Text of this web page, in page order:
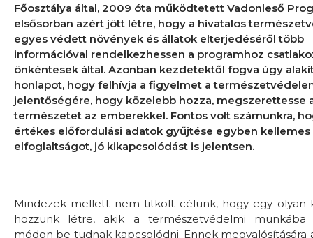
Főosztálya által, 2009 óta működtetett Vadonleső
elsősorban azért jött létre, hogy a hivatalos
egyes védett növények és állatok elterjedéséről több
információval rendelkezhessen a programhoz
önkéntesek által. Azonban kezdetektől fogva úgy
honlapot, hogy felhívja a figyelmet a
jelentőségére, hogy közelebb hozza, megszerettesse
természetet az emberekkel. Fontos volt számunkra,
értékes előfordulási adatok gyűjtése egyben kellemes
elfoglaltságot, jó kikapcsolódást is jelentsen.
Mindezek mellett nem titkolt célunk, hogy egy olyan
hozzunk létre, akik a természetvédelmi munkába
módon be tudnak kapcsolódni. Ennek megvalósítására